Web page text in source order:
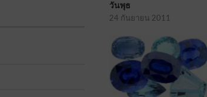
วันพุธ
24 กันยายน 2011